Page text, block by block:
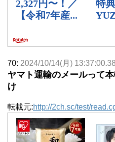
70: 2024/10/14(月)
ヤマト運輸のメールって
け
転載元:http://2ch.sc/test/